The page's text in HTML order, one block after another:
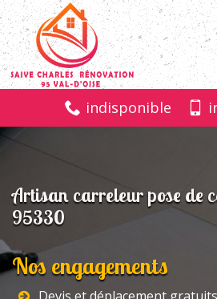
indisponible
Artisan carreleur pose de
95330
Nos engagements